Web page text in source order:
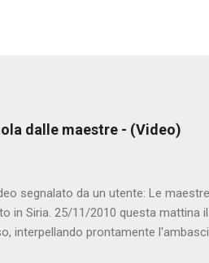
dalle maestre - (Video)
segnalato da un utente: Le
in Siria. 25/11/2010 questa mattina
interpellando prontamente